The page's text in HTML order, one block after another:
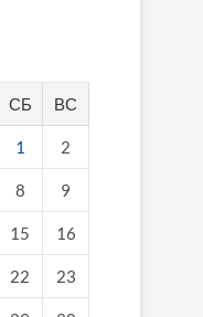
СБ ВС
1 2
8 9
15 16
22 23